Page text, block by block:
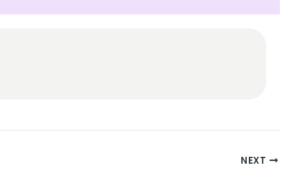
NEXT